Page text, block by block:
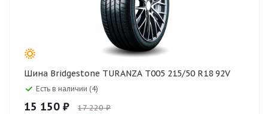
Шина Bridgestone TURANZA T005 215/50 R18 92V
Есть в наличии (4)
15 150 ₽ 17 220 ₽